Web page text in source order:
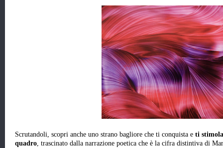
Scrutandoli, scopri anche uno strano bagliore che ti conquista e ti
quadro, trascinato dalla narrazione poetica che è la cifra distintiva di